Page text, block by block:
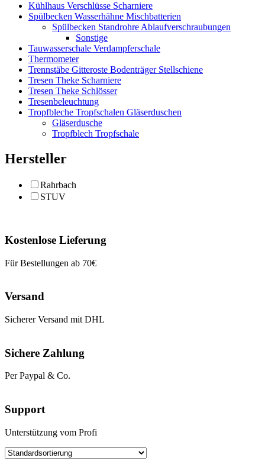
Kühlhaus Verschlüsse Scharniere
Spülbecken Wasserhähne Mischbatterien
Spülbecken Standrohre Ablaufverschraubungen
Sonstige
Tauwasserschale Verdampferschale
Thermometer
Trennstäbe Gitteroste Bodenträger Stellschiene
Tresen Theke Scharniere
Tresen Theke Schlösser
Tresenbeleuchtung
Tropfbleche Tropfschalen Gläserduschen
Gläserdusche
Tropfblech Tropfschale
Hersteller
Rahrbach
STUV
Kostenlose Lieferung
Für Bestellungen ab 70€
Versand
Sicherer Versand mit DHL
Sichere Zahlung
Per Paypal & Co.
Support
Unterstützung vom Profi